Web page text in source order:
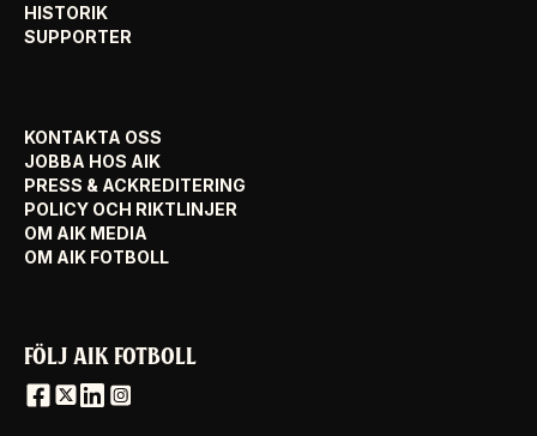
HISTORIK
SUPPORTER
KONTAKTA OSS
JOBBA HOS AIK
PRESS & ACKREDITERING
POLICY OCH RIKTLINJER
OM AIK MEDIA
OM AIK FOTBOLL
FÖLJ AIK FOTBOLL